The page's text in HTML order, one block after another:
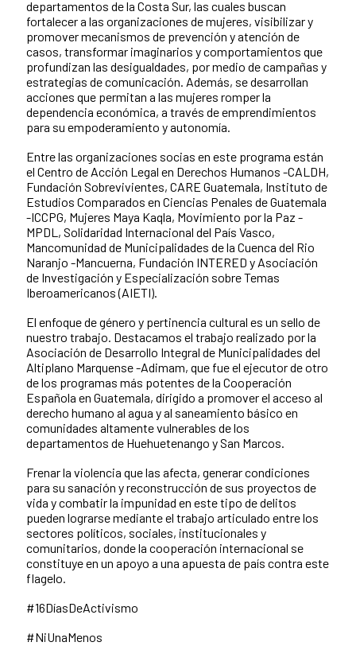
departamentos de la Costa Sur, las cuales buscan
fortalecer a las organizaciones de mujeres, visibilizar y
promover mecanismos de prevención y atención de
casos, transformar imaginarios y comportamientos que
profundizan las desigualdades, por medio de campañas y
estrategias de comunicación. Además, se desarrollan
acciones que permitan a las mujeres romper la
dependencia económica, a través de emprendimientos
para su empoderamiento y autonomía.
Entre las organizaciones socias en este programa están
el Centro de Acción Legal en Derechos Humanos -CALDH,
Fundación Sobrevivientes, CARE Guatemala, Instituto de
Estudios Comparados en Ciencias Penales de Guatemala
-ICCPG, Mujeres Maya Kaqla, Movimiento por la Paz -
MPDL, Solidaridad Internacional del País Vasco,
Mancomunidad de Municipalidades de la Cuenca del Rio
Naranjo -Mancuerna, Fundación INTERED y Asociación
de Investigación y Especialización sobre Temas
Iberoamericanos (AIETI).
El enfoque de género y pertinencia cultural es un sello de
nuestro trabajo. Destacamos el trabajo realizado por la
Asociación de Desarrollo Integral de Municipalidades del
Altiplano Marquense -Adimam, que fue el ejecutor de otro
de los programas más potentes de la Cooperación
Española en Guatemala, dirigido a promover el acceso al
derecho humano al agua y al saneamiento básico en
comunidades altamente vulnerables de los
departamentos de Huehuetenango y San Marcos.
Frenar la violencia que las afecta, generar condiciones
para su sanación y reconstrucción de sus proyectos de
vida y combatir la impunidad en este tipo de delitos
pueden lograrse mediante el trabajo articulado entre los
sectores políticos, sociales, institucionales y
comunitarios, donde la cooperación internacional se
constituye en un apoyo a una apuesta de país contra este
flagelo.
#16DíasDeActivismo
#NiUnaMenos